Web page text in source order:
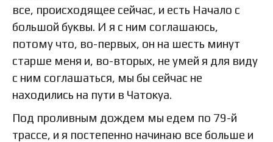
все, происходящее сейчас, и есть Начало с
большой буквы. И я с ним соглашаюсь,
потому что, во-первых, он на шесть минут
старше меня и, во-вторых, не умей я для виду
с ним соглашаться, мы бы сейчас не
находились на пути в Чатокуа.
Под проливным дождем мы едем по 79-й
трассе, и я постепенно начинаю все больше и